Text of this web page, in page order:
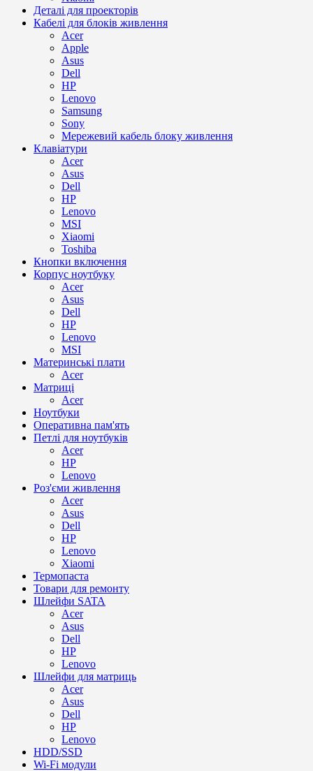
Деталі для проекторів
Кабелі для блоків живлення
Acer
Apple
Asus
Dell
HP
Lenovo
Samsung
Sony
Мережевий кабель блоку живлення
Клавіатури
Acer
Asus
Dell
HP
Lenovo
MSI
Xiaomi
Toshiba
Кнопки включення
Корпус ноутбуку
Acer
Asus
Dell
HP
Lenovo
MSI
Материнські плати
Acer
Матриці
Acer
Ноутбуки
Оперативна пам'ять
Петлі для ноутбуків
Acer
HP
Lenovo
Роз'єми живлення
Acer
Asus
Dell
HP
Lenovo
Xiaomi
Термопаста
Товари для ремонту
Шлейфи SATA
Acer
Asus
Dell
HP
Lenovo
Шлейфи для матриць
Acer
Asus
Dell
HP
Lenovo
HDD/SSD
Wi-Fi модули